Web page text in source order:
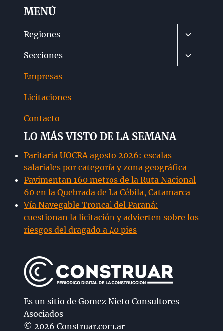
MENÚ
Regiones
Alternar
menú
hijo
Secciones
Alternar
menú
Empresas
Licitaciones
Contacto
LO MÁS VISTO DE LA SEMANA
Paritaria UOCRA agosto 2026: escalas
salariales por categoría y zona geográfica
Pavimentan 160 metros de la Ruta Nacional
60 en la Quebrada de La Cébila, Catamarca
Vía Navegable Troncal del Paraná:
cuestionan la licitación y advierten sobre los
riesgos del dragado a 40 pies
Es un sitio de Gomez Nieto Consultores
Asociados
© 2026 Construar.com.ar